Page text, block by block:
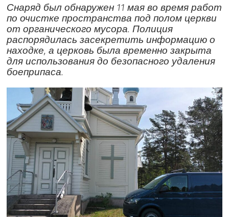
Снаряд был обнаружен 11 мая во время работ
по очистке пространства под полом церкви
от органического мусора. Полиция
распорядилась засекретить информацию о
находке, а церковь была временно закрыта
для использования до безопасного удаления
боеприпаса.